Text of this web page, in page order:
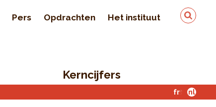
Pers Opdrachten Het instituut
Kwaliteit en veiligheid
Kerncijfers
fr nl